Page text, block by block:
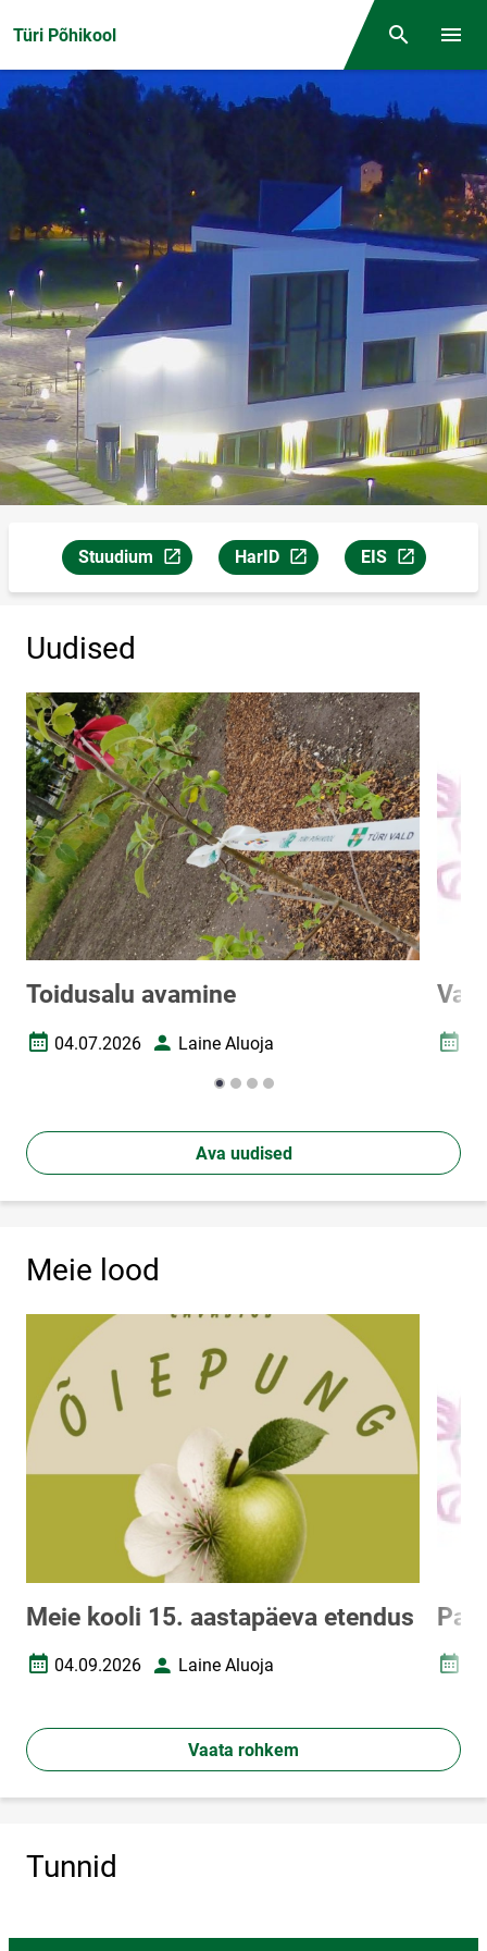
Türi Põhikool Otsing
Front page
Stuudium
Link avaneb uuel leheküljel
HarID
Link avaneb uuel leheküljel
EIS
Link avaneb
Uudised
Toidusalu avamine
Loomise kuupäev
04.07.2026 AutorLaine Aluoja
Ava uudised
Meie lood
Meie kooli 15. aastapäeva etendus
Loomise kuupäev
04.09.2026 AutorLaine Aluoja
Vaata rohkem
Tunnid